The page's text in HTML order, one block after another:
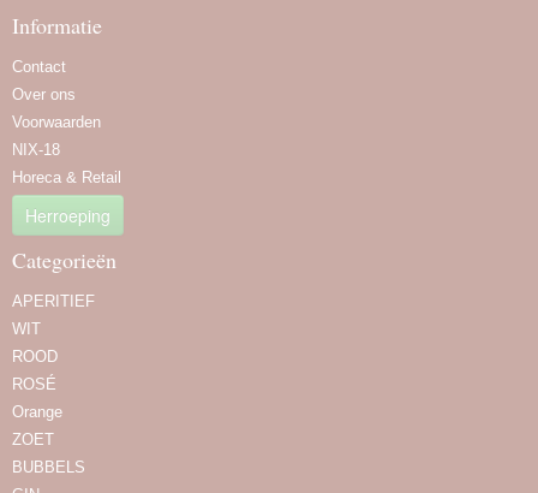
Informatie
Contact
Over ons
Voorwaarden
NIX-18
Horeca & Retail
Herroeping
Categorieën
APERITIEF
WIT
ROOD
ROSÉ
Orange
ZOET
BUBBELS